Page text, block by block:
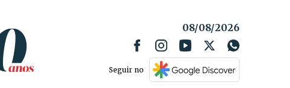
08/08/2026
Seguir no